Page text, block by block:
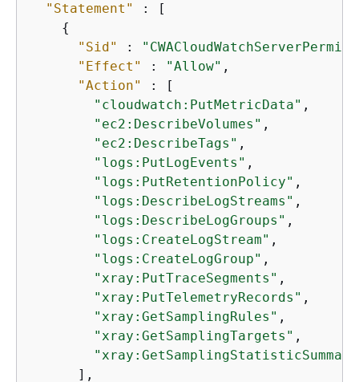
"Statement"
: [
{
"Sid"
:
"Effect"
: "Allow" ,
"Action"
: [
"cloudwatch:PutMetricData" ,
"ec2:DescribeVolumes" ,
"ec2:DescribeTags" ,
"logs:PutLogEvents" ,
"logs:PutRetentionPolicy" ,
"logs:DescribeLogStreams" ,
"logs:DescribeLogGroups" ,
"logs:CreateLogStream" ,
"logs:CreateLogGroup" ,
"xray:PutTraceSegments" ,
"xray:PutTelemetryRecords" ,
"xray:GetSamplingRules" ,
"xray:GetSamplingTargets" ,
      ],